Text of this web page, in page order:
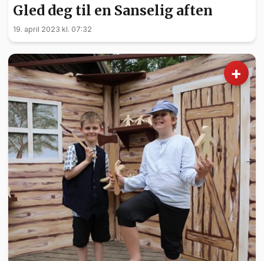
Gled deg til en Sanselig aften
19. april 2023 kl. 07:32
+